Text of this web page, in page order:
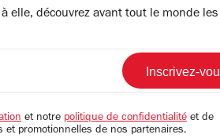
elle, découvrez avant tout le monde les
et notre politique de confidentialité et de
et promotionnelles de nos partenaires.